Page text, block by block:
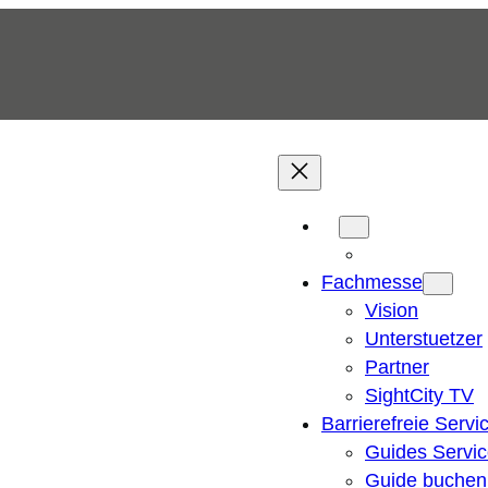
Fachmesse
Vision
Unterstuetzer
Partner
SightCity TV
Barrierefreie
Guides
Guide buchen